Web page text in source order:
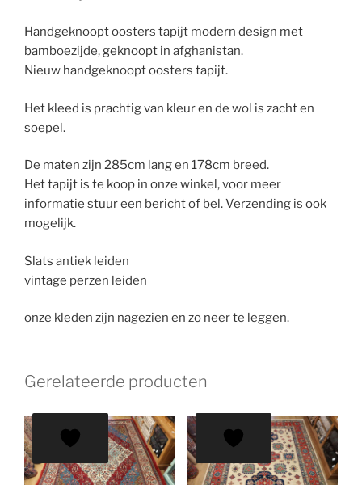
Handgeknoopt oosters tapijt modern design met
bamboezijde, geknoopt in afghanistan.
Nieuw handgeknoopt oosters tapijt.
Het kleed is prachtig van kleur en de wol is zacht en
soepel.
De maten zijn 285cm lang en 178cm breed.
Het tapijt is te koop in onze winkel, voor meer
informatie stuur een bericht of bel. Verzending is ook
mogelijk.
Slats antiek leiden
vintage perzen leiden
onze kleden zijn nagezien en zo neer te leggen.
Gerelateerde producten